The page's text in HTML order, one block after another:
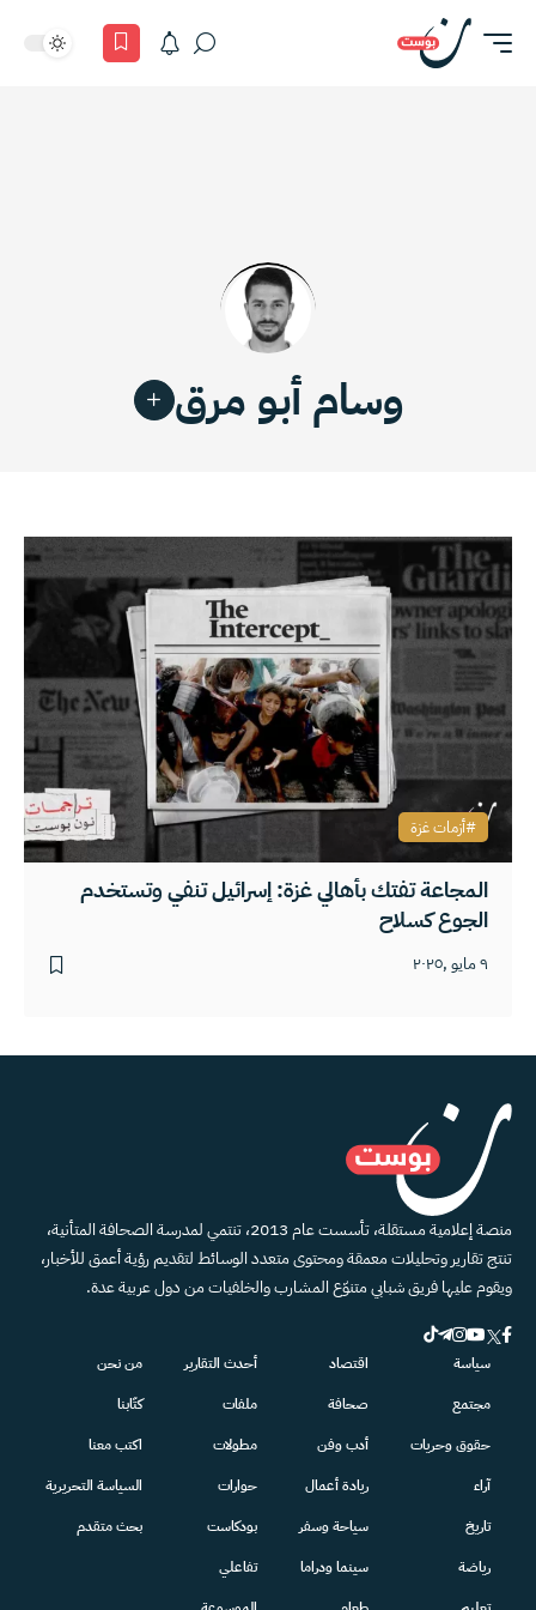
وسام أبو مرق
المجاعة تفتك بأهالي غزة: إسرائيل تنفي وتستخدم
الجوع كسلاح
٩ مايو ,٢٠٢٥
أزمات غزة
منصة إعلامية مستقلة، تأسست عام 2013، تنتمي لمدرسة الصحافة المتأنية،
تنتج تقارير وتحليلات معمقة ومحتوى متعدد الوسائط لتقديم رؤية أعمق للأخبار،
ويقوم عليها فريق شبابي متنوّع المشارب والخلفيات من دول عربية عدة.
سياسة
مجتمع
حقوق وحريات
آراء
تاريخ
رياضة
اقتصاد
صحافة
أدب وفن
ريادة أعمال
سياحة وسفر
سينما ودراما
أحدث التقارير
ملفات
مطولات
حوارات
بودكاست
تفاعلي
من نحن
كتّابنا
اكتب معنا
السياسة التحريرية
بحث متقدم